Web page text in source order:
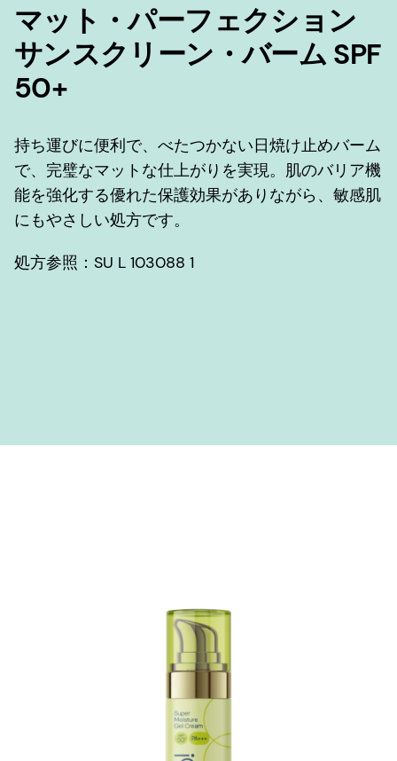
マット・パーフェクション
サンスクリーン・バーム SPF
50+
持ち運びに便利で、べたつかない日焼け止めバーム
で、完璧なマットな仕上がりを実現。肌のバリア機
能を強化する優れた保護効果がありながら、敏感肌
にもやさしい処方です。
処方参照：SU L 103088 1